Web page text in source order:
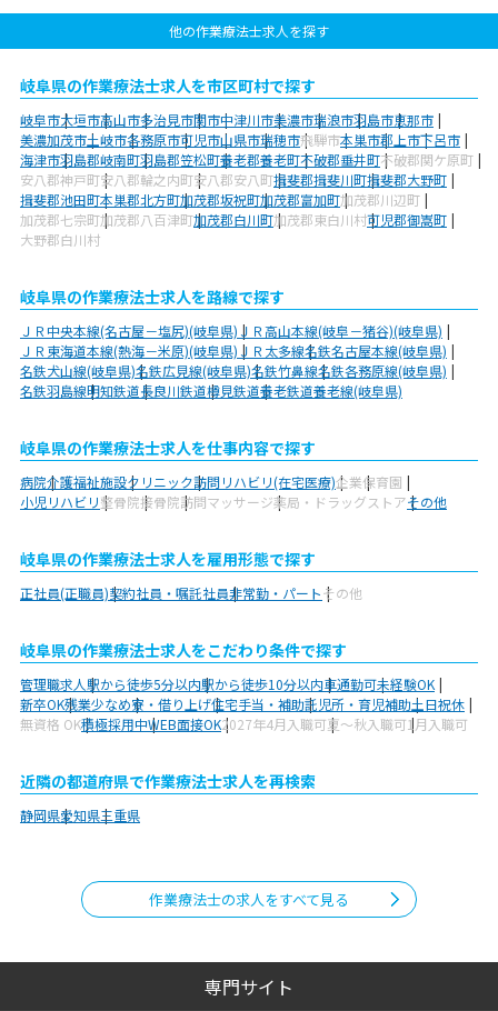
他の作業療法士求人を探す
岐阜県の作業療法士求人を市区町村で探す
岐阜市大垣市高山市多治見市関市中津川市美濃市瑞浪市羽島市恵那市
美濃加茂市土岐市各務原市可児市山県市瑞穂市飛騨市本巣市郡上市下呂市
海津市羽島郡岐南町羽島郡笠松町養老郡養老町不破郡垂井町不破郡関ケ原町
安八郡神戸町安八郡輪之内町安八郡安八町揖斐郡揖斐川町揖斐郡大野町
揖斐郡池田町本巣郡北方町加茂郡坂祝町加茂郡富加町加茂郡川辺町
加茂郡七宗町加茂郡八百津町加茂郡白川町加茂郡東白川村可児郡御嵩町
大野郡白川村
岐阜県の作業療法士求人を路線で探す
ＪＲ中央本線(名古屋－塩尻)(岐阜県)ＪＲ高山本線(岐阜－猪谷)(岐阜県)
ＪＲ東海道本線(熱海－米原)(岐阜県)ＪＲ太多線名鉄名古屋本線(岐阜県)
名鉄犬山線(岐阜県)名鉄広見線(岐阜県)名鉄竹鼻線名鉄各務原線(岐阜県)
名鉄羽島線明知鉄道長良川鉄道樽見鉄道養老鉄道養老線(岐阜県)
岐阜県の作業療法士求人を仕事内容で探す
病院介護福祉施設クリニック訪問リハビリ(在宅医療)企業保育園
小児リハビリ整骨院接骨院訪問マッサージ薬局・ドラッグストアその他
岐阜県の作業療法士求人を雇用形態で探す
正社員(正職員)契約社員・嘱託社員非常勤・パートその他
岐阜県の作業療法士求人をこだわり条件で探す
管理職求人駅から徒歩5分以内駅から徒歩10分以内車通勤可未経験OK
新卒OK残業少なめ寮・借り上げ住宅手当・補助託児所・育児補助土日祝休
無資格 OK積極採用中WEB面接OK2027年4月入職可夏～秋入職可1月入職可
近隣の都道府県で作業療法士求人を再検索
静岡県愛知県三重県
作業療法士の求人をすべて見る
専門サイト